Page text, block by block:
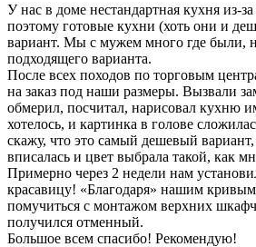
У нас в доме нестандартная кухня из-
поэтому готовые кухни (хоть они и
вариант. Мы с мужем много где были,
подходящего варианта.
После всех походов по торговым
на заказ под наши размеры. Вызвали
обмерил, посчитал, нарисовал кухню
хотелось, и картинка в голове
скажу, что это самый дешевый
вписалась и цвет выбрала такой, как
Примерно через 2 недели нам
красавицу! «Благодаря» нашим
помучиться с монтажом верхних
получился отменный.
Большое всем спасибо! Рекомендую!